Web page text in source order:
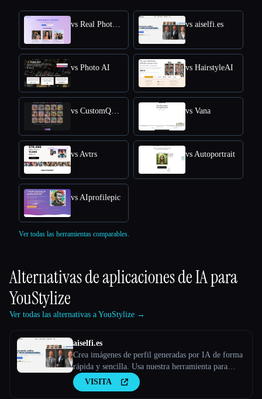
vs Real Photo AI vs aiselfi.es
vs Photo AI vs HairstyleAI
vs CustomQR AI vs Vana
vs Avtrs vs Autoportrait
vs AIprofilepic
Ver todas las herramientas comparables.
Alternativas de aplicaciones de IA para
YouStylize
Ver todas las alternativas a YouStylize →
aiselfi.es
Crea imágenes de perfil generadas por IA de forma
rápida y sencilla. Usa nuestra herramienta para
crear imágenes de perfil de IA personalizadas y
gratuitas en cuestión de minutos. Pruébalo →
VISITA